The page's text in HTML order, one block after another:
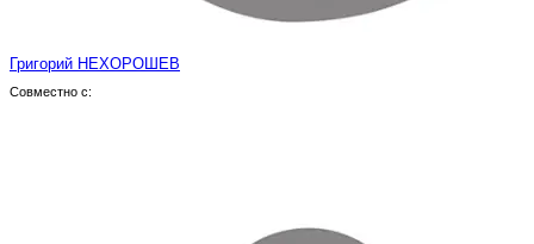
Григорий НЕХОРОШЕВ
Совместно с: